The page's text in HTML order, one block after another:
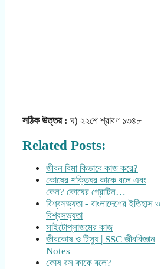
সঠিক উত্তর : ঘ) ২২শে শ্রাবণ ১৩৪৮
Related Posts:
জীবন বিমা কিভাবে কাজ করে?
কোষের শক্তিঘর কাকে বলে এবং
কেন? কোষের প্রোটিন…
বিশ্বসভ্যতা - বাংলাদেশের ইতিহাস ও
বিশ্বসভ্যতা
সাইটোপ্লাজমের কাজ
জীবকোষ ও টিস্যু | SSC জীববিজ্ঞান
Notes
কোষ রস কাকে বলে?